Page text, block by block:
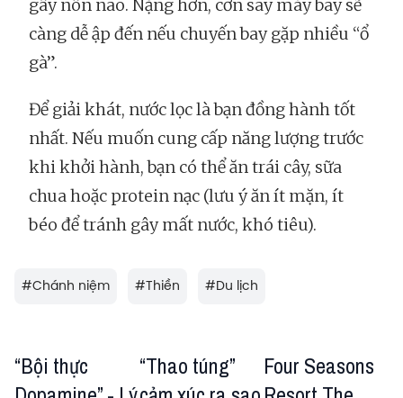
gây nôn nao. Nặng hơn, cơn say máy bay sẽ
càng dễ ập đến nếu chuyến bay gặp nhiều “ổ
gà”.
Để giải khát, nước lọc là bạn đồng hành tốt
nhất. Nếu muốn cung cấp năng lượng trước
khi khởi hành, bạn có thể ăn trái cây, sữa
chua hoặc protein nạc (lưu ý ăn ít mặn, ít
béo để tránh gây mất nước, khó tiêu).
#Chánh niệm #Thiền #Du lịch
“Bội thực
“Thao túng”
Four Seasons